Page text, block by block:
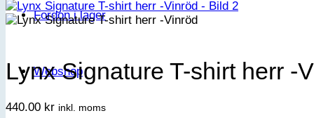
Fordon i lager
Webshop
Lynx Signature T-shirt herr -
440.00 kr inkl. moms